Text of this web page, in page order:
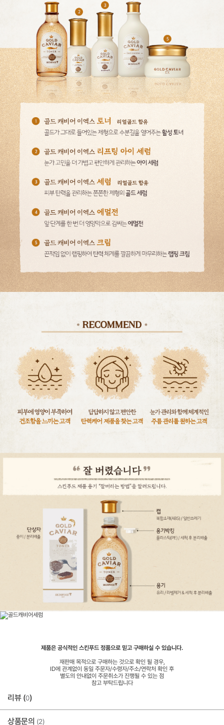
제품은 공식적인 스킨푸드 정품으로 믿고 구매하실 수 있습니다.
재판매 목적으로 구매하는 것으로 확인 될 경우,
ID에 관계없이 동일 주문자/수령자/주소/연락처 확인 후
별도의 안내없이 주문취소가 진행될 수 있는 점
참고 부탁드립니다
리뷰 (0)
상품문의 (2)